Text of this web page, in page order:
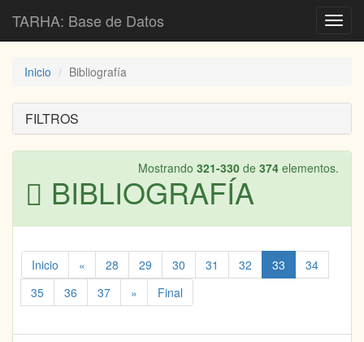
TARHA: Base de Datos
Inicio Bibliografía
FILTROS
Mostrando 321-330 de 374 elementos.
BIBLIOGRAFÍA
Inicio « 28 29 30 31 32 33
34
35
36 37 » Final